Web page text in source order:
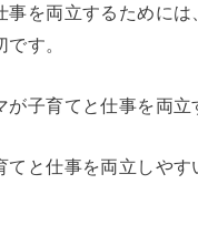
事を両立するために
す。
が子育てと仕事を両
てと仕事を両立しやす